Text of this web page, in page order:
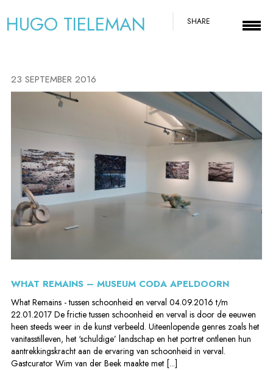
HUGO TIELEMAN SHARE
23 SEPTEMBER 2016
WHAT REMAINS – MUSEUM CODA APELDOORN
What Remains - tussen schoonheid en verval 04.09.2016 t/m
22.01.2017 De frictie tussen schoonheid en verval is door de eeuwen
heen steeds weer in de kunst verbeeld. Uiteenlopende genres zoals het
vanitasstilleven, het ‘schuldige’ landschap en het portret ontlenen hun
aantrekkingskracht aan de ervaring van schoonheid in verval.
Gastcurator Wim van der Beek maakte met [...]